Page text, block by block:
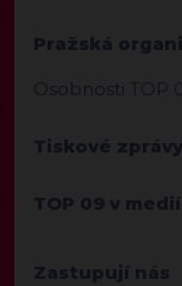
Pražská
Osobnosti TOP
Tiskové zprávy
TOP 09 v
Zastupují nás